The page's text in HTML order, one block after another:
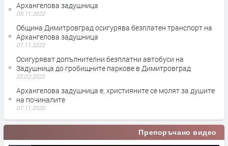
Архангелова задушница
05.11.2022
Община Димитровград осигурява безплатен транспорт на
Архангелова задушница
01.11.2022
Осигуряват допълнителни безплатни автобуси на
Задушница до гробищните паркове в Димитровград
22.02.2022
Архангелова задушница е, християните се молят за душите
на починалите
07.11.2020
Препоръчано видео